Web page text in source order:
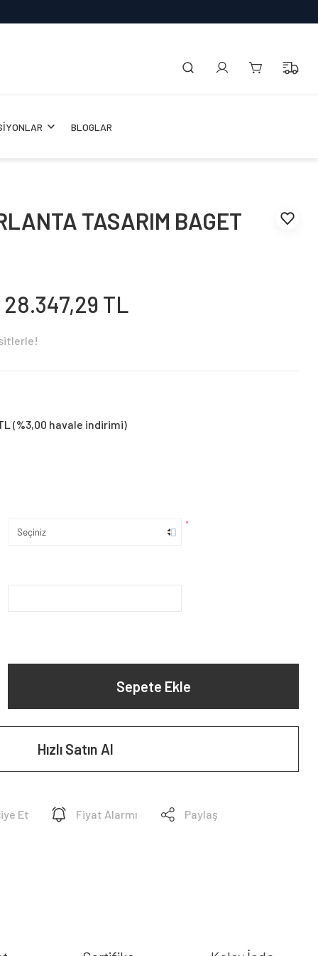
BLOGLAR
TASARIM BAGET
28.347,29 TL
(%3,00 havale indirimi)
*
Sepete Ekle
Hızlı Satın Al
Et Fiyat Alarmı Paylaş